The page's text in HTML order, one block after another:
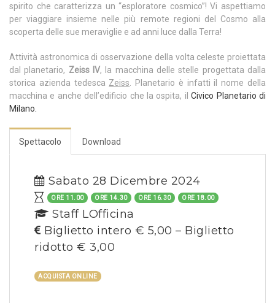
spirito che caratterizza un “esploratore cosmico”! Vi aspettiamo
per viaggiare insieme nelle più remote regioni del Cosmo alla
scoperta delle sue meraviglie e ad anni luce dalla Terra!
Attività astronomica di osservazione della volta celeste proiettata
dal planetario, Zeiss IV, la macchina delle stelle progettata dalla
storica azienda tedesca Zeiss. Planetario è infatti il nome della
macchina e anche dell’edificio che la ospita, ilCivico Planetario di
Milano.
Spettacolo Download
Sabato 28 Dicembre 2024
ORE 11.00 ORE 14.30 ORE 16.30 ORE 18.00
Staff LOfficina
Biglietto intero € 5,00 – Biglietto
ridotto € 3,00
ACQUISTA ONLINE